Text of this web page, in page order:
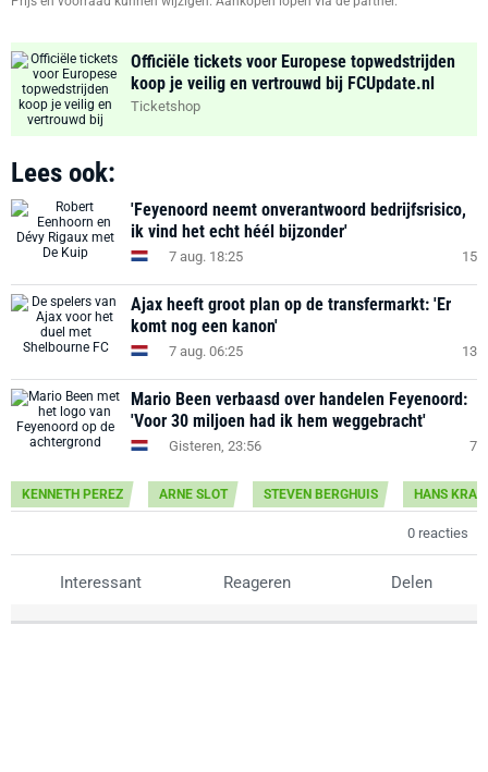
Officiële tickets voor Europese topwedstrijden
koop je veilig en vertrouwd bij FCUpdate.nl
Ticketshop
Lees ook:
'Feyenoord neemt onverantwoord bedrijfsrisico,
ik vind het echt héél bijzonder'
7 aug. 18:25 15
Ajax heeft groot plan op de transfermarkt: 'Er
komt nog een kanon'
7 aug. 06:25 13
Mario Been verbaasd over handelen Feyenoord:
'Voor 30 miljoen had ik hem weggebracht'
Gisteren, 23:56 7
KENNETH PEREZ ARNE SLOT STEVEN BERGHUIS HANS
0 reacties
Interessant Reageren Delen